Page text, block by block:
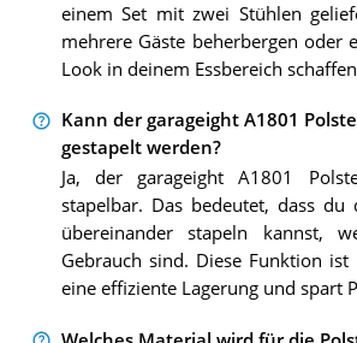
einem Set mit zwei Stühlen
mehrere Gäste beherbergen oder
Look in deinem Essbereich
Kann der garageight A1801
gestapelt werden?
Ja, der garageight A1801
stapelbar. Das bedeutet, dass du
übereinander stapeln kannst,
Gebrauch sind. Diese Funktion
eine effiziente Lagerung und spart